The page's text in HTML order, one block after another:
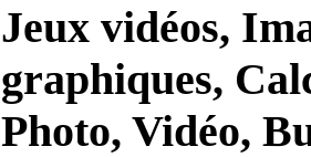
Jeux vidéos,
graphiques,
Photo, Vidéo,